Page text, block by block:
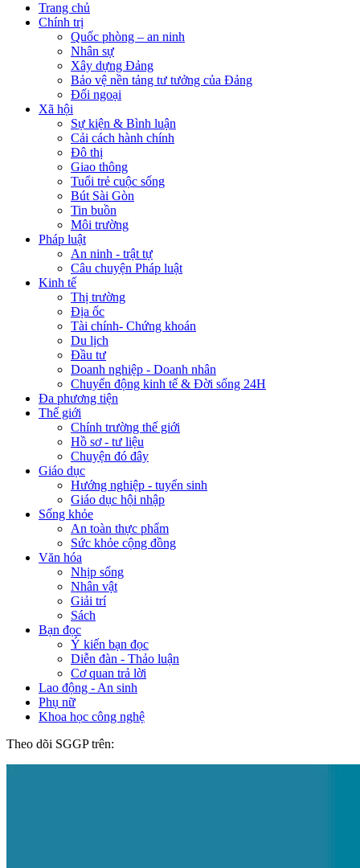
Trang chủ
Chính trị
Quốc phòng – an ninh
Nhân sự
Xây dựng Đảng
Bảo vệ nền tảng tư tưởng của Đảng
Đối ngoại
Xã hội
Sự kiện & Bình luận
Cải cách hành chính
Đô thị
Giao thông
Tuổi trẻ cuộc sống
Bút Sài Gòn
Tin buồn
Môi trường
Pháp luật
An ninh - trật tự
Câu chuyện Pháp luật
Kinh tế
Thị trường
Địa ốc
Tài chính- Chứng khoán
Du lịch
Đầu tư
Doanh nghiệp - Doanh nhân
Chuyển động kinh tế & Đời sống 24H
Đa phương tiện
Thế giới
Chính trường thế giới
Hồ sơ - tư liệu
Chuyện đó đây
Giáo dục
Hướng nghiệp - tuyển sinh
Giáo dục hội nhập
Sống khỏe
An toàn thực phẩm
Sức khỏe cộng đồng
Văn hóa
Nhịp sống
Nhân vật
Giải trí
Sách
Bạn đọc
Ý kiến bạn đọc
Diễn đàn - Thảo luận
Cơ quan trả lời
Lao động - An sinh
Phụ nữ
Khoa học công nghệ
Theo dõi SGGP trên: